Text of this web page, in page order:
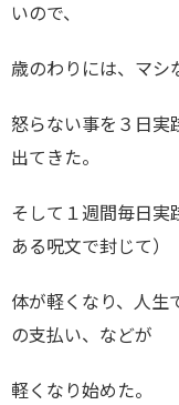
いので、
歳のわりには、マシ
怒らない事を３日実
出てきた。
そして１週間毎日実
ある呪文で封じて）
体が軽くなり、人生
の支払い、などが
軽くなり始めた。